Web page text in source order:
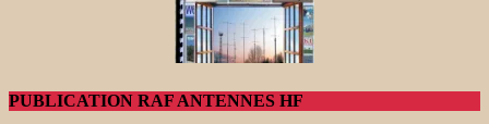
PUBLICATION RAF ANTENNES HF